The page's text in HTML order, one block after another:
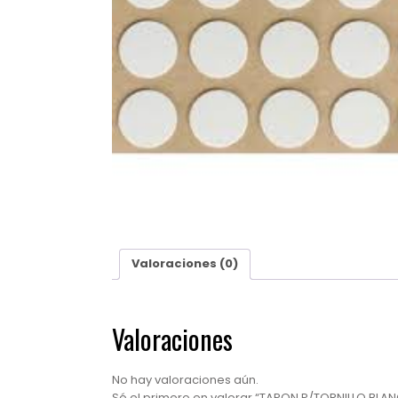
Valoraciones (0)
Valoraciones
No hay valoraciones aún.